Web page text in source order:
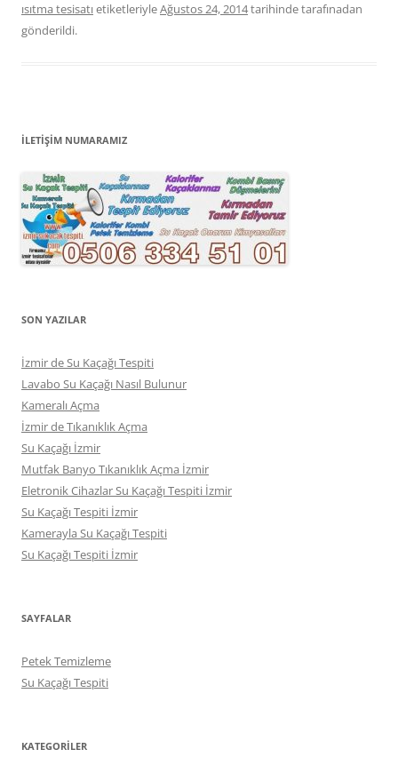
ısıtma tesisatıetiketleriyleAğustos 24, 2014tarihindetarafınadan
gönderildi.
İLETİŞİM NUMARAMIZ
SON YAZILAR
İzmir de Su Kaçağı Tespiti
Lavabo Su Kaçağı Nasıl Bulunur
Kameralı Açma
İzmir de Tıkanıklık Açma
Su Kaçağı İzmir
Mutfak Banyo Tıkanıklık Açma İzmir
Eletronik Cihazlar Su Kaçağı Tespiti İzmir
Su Kaçağı Tespiti İzmir
Kamerayla Su Kaçağı Tespiti
Su Kaçağı Tespiti İzmir
SAYFALAR
Petek Temizleme
Su Kaçağı Tespiti
KATEGORILER